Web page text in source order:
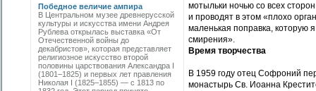
Победное величие ампира
В Центральном музее древнерусской
культуры и искусства имени Андрея
Рублева открылась выставка «От
Отечественной войны до
декабристов», которая представляет
религиозное искусство второй
половины царствования Александра I
(1801–1825) и первых лет правления
Николая I (1825–1855) — с 1813 по
мотыльки ночью со всех
и проводят в этом «плохо
маленькая поправка, которую
смирения».
Время творчества
В 1959 году отец Софроний
монастырь Св. Иоанна